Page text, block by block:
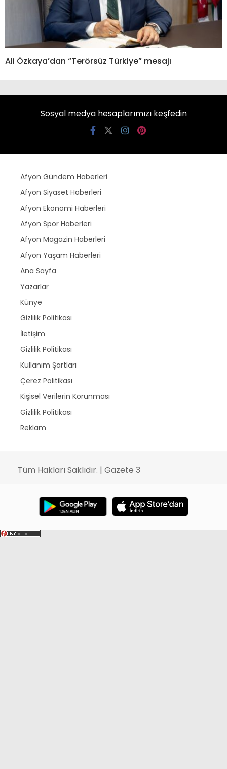
Ali Özkaya’dan “Terörsüz Türkiye” mesajı
Sosyal medya hesaplarımızı keşfedin
Afyon Gündem Haberleri
Afyon Siyaset Haberleri
Afyon Ekonomi Haberleri
Afyon Spor Haberleri
Afyon Magazin Haberleri
Afyon Yaşam Haberleri
Ana Sayfa
Yazarlar
Künye
Gizlilik Politikası
İletişim
Gizlilik Politikası
Kullanım Şartları
Çerez Politikası
Kişisel Verilerin Korunması
Gizlilik Politikası
Reklam
Tüm Hakları Saklıdır. | Gazete 3